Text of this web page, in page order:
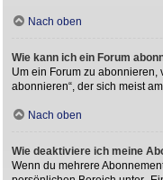
Nach oben
Wie kann ich ein Forum
Um ein Forum zu abonnieren,
abonnieren“, der sich meist
Nach oben
Wie deaktiviere ich meine
Wenn du mehrere